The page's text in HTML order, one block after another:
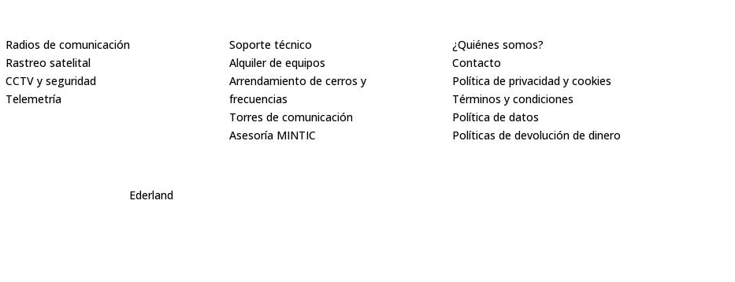
Radios de comunicación
Rastreo satelital
CCTV y seguridad
Telemetría
Soporte técnico
Alquiler de equipos
Arrendamiento de cerros y
frecuencias
Torres de comunicación
Asesoría MINTIC
¿Quiénes somos?
Contacto
Política de privacidad y cookies
Términos y condiciones
Política de datos
Políticas de devolución de dinero
Ederland– Alfa & Omega Comunicaciones © 2026